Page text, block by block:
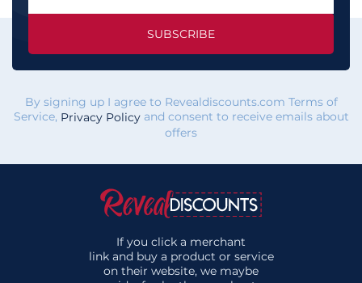
SUBSCRIBE
By signing up I agree to Revealdiscounts.com Terms of
Service, Privacy Policyand consent to receive emails about
offers
If you click a merchant
link and buy a product or service
on their website, we maybe